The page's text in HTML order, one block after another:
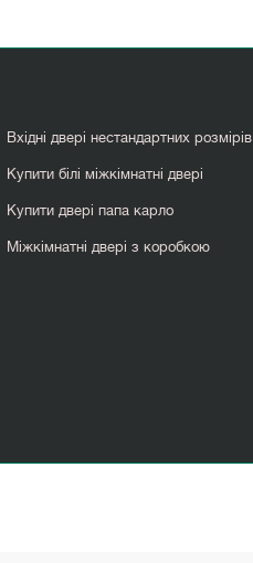
Вхідні двері нестандартних розмірів
Купити білі міжкімнатні двері
Купити двері папа карло
Міжкімнатні двері з коробкою